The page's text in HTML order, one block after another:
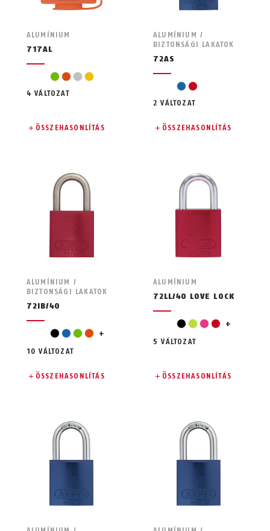
ALUMÍNIUM
717AL
zöldnarancssárga
ezüstsárga
4 VÁLTOZAT
ÖSSZEHASONLÍTÁS
ALUMÍNIUM /
BIZTONSÁGI LAKATOK
72AS
kékpiros
2 VÁLTOZAT
ÖSSZEHASONLÍTÁS
ALUMÍNIUM /
BIZTONSÁGI LAKATOK
72IB/40
fekete
kékzöldnarancssárga
piros +
10 VÁLTOZAT
ÖSSZEHASONLÍTÁS
ALUMÍNIUM
72LL/40 LOVE LOCK
fekete
világoszöld
pinkpiros
türkizkék +
5 VÁLTOZAT
ÖSSZEHASONLÍTÁS